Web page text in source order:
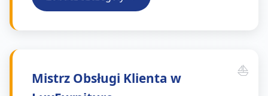
Mistrz Obsługi Klienta w